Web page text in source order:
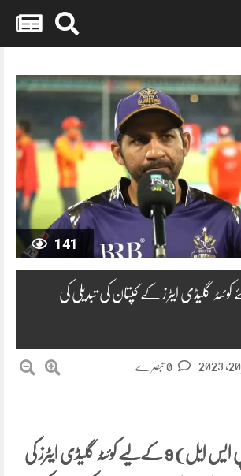
141
ایل 9 کیلئے کوئٹہ گلیڈی ایٹرز کے کپتان کی تبدیلی کی
پاکستان سپر لیگ (پی ایس ایل) 9 کےلیے کوئٹہ گلیڈی ایٹرز کی